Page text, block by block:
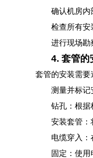
确认机房内
检查所有安
进行现场勘
4. 套管的
套管的安装需要
测量并标记
钻孔：根据
安装套管：
电缆穿入
固定：使